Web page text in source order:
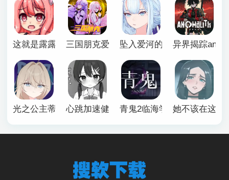
这就是露露的小镇建设三国朋克爱与破坏之神手机版
坠入爱河的狐狸魅惑万花筒
异界揭踪
光之公主蒂亚丽普莉兹姆游戏
心跳加速健康诊断安卓汉化
青鬼2临海学校她不该在这里